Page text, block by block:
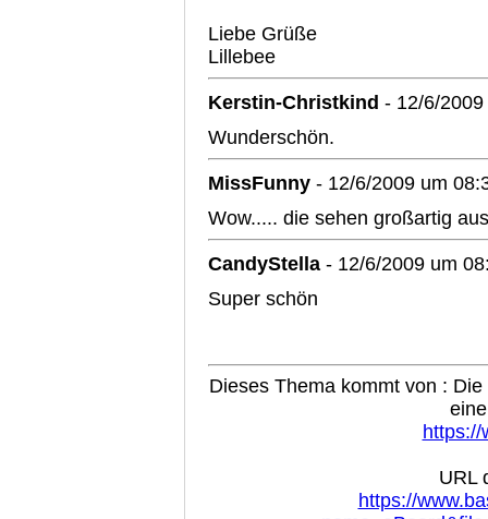
Liebe Grüße
Lillebee
Kerstin-Christkind - 12/6/
Wunderschön.
MissFunny - 12/6/2009 um
Wow..... die sehen großartig
CandyStella - 12/6/2009 um
Super schön
Dieses Thema kommt von :
https://
URL
https://